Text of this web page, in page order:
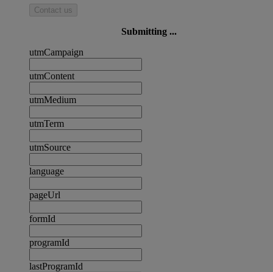
Contact us
Submitting ...
utmCampaign
utmContent
utmMedium
utmTerm
utmSource
language
pageUrl
formId
programId
lastProgramId